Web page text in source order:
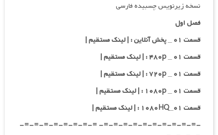
نسخه زیرنویس چسبیده فارسی
فصل اول
قسمت ۰۱ _ پخش آنلاین : | لینک مستقیم |
قسمت ۰۱ _ ۴۸۰p : | لینک مستقیم |
قسمت ۰۱ _ ۷۲۰p : | لینک مستقیم |
قسمت ۰۱ _ ۱۰۸۰p : | لینک مستقیم |
قسمت ۰۱_۱۰۸۰HQ : | لینک مستقیم |
-=-=-=-=-=-=-=-=-=-=- =-=-=-=-=-=-=-=-